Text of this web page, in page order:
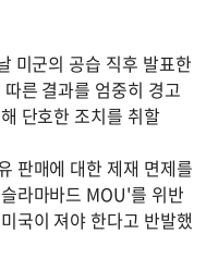
미군의 공습 직후 발표한
른 결과를 엄중히 경고
단호한 조치를 취할
판매에 대한 제재 면제를
라마바드 MOU'를 위반
국이 져야 한다고 반발했